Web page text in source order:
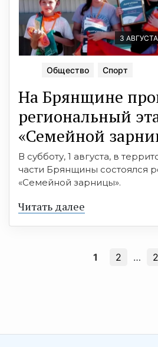
3
Общество Спорт
На Брянщине
региональный
«Семейной
В субботу, 1 августа, в
части Брянщины состоялся
«Семейной зарницы».
Читать далее
1 2 …